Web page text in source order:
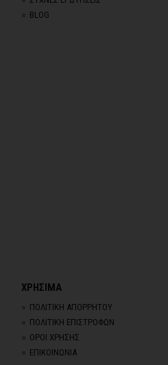
BLOG
ΧΡΗΣΙΜΑ
ΠΟΛΙΤΙΚΗ ΑΠΟΡΡΗΤΟΥ
ΠΟΛΙΤΙΚΗ ΕΠΙΣΤΡΟΦΩΝ
ΟΡΟΙ ΧΡΗΣΗΣ
ΕΠΙΚΟΙΝΩΝΙΑ